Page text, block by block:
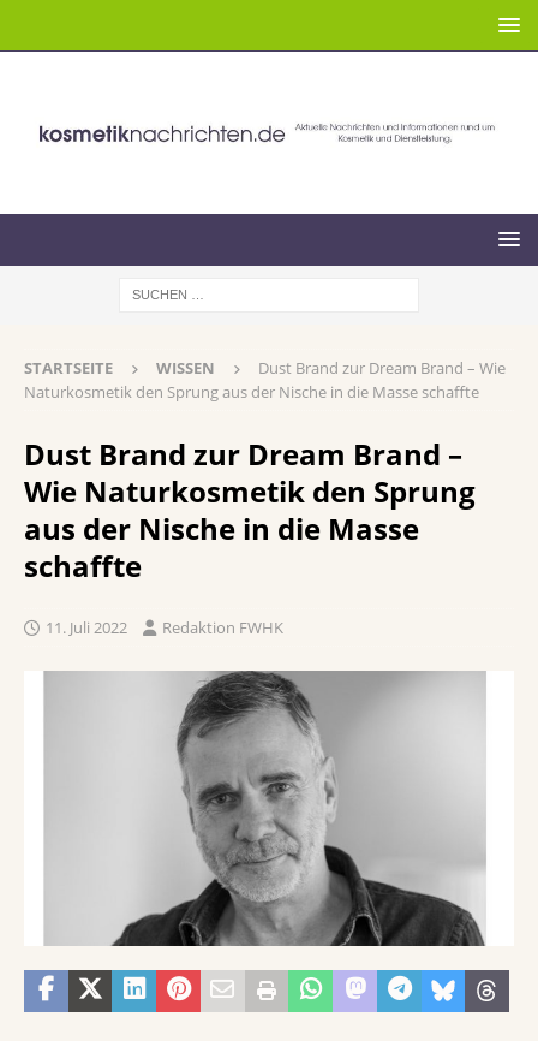
STARTSEITE WISSEN
Dust Brand zur Dream Brand – Wie
Naturkosmetik den Sprung aus der Nische in die Masse schaffte
Dust Brand zur Dream Brand –
Wie Naturkosmetik den Sprung
aus der Nische in die Masse
schaffte
11. Juli 2022 Redaktion FWHK